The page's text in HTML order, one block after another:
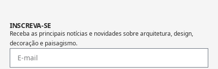
INSCREVA-SE
Receba as principais notícias e novidades sobre arquitetura, design,
decoração e paisagismo.